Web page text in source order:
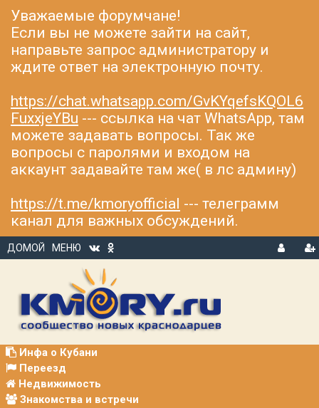
Уважаемые форумчане!
Если вы не можете зайти на сайт,
направьте запрос администратору и
ждите ответ на электронную почту.
https://chat.whatsapp.com/GvKYqefsKQOL6
FuxxjeYBu --- ссылка на чат WhatsApp, там
можете задавать вопросы. Так же
вопросы с паролями и входом на
аккаунт задавайте там же( в лс админу)
https://t.me/kmoryofficial --- телеграмм
канал для важных обсуждений.
ДОМОЙ
МЕНЮ
В
Р
Инфа о Кубани
Переезд
Недвижимость
Знакомства и встречи